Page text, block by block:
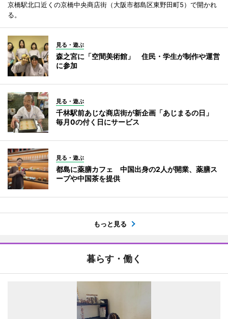
京橋駅北口近くの京橋中央商店街（大阪市都島区東野田町5）で開かれ
る。
見る・遊ぶ
森之宮に「空間美術館」 住民・学生が制作や運営
に参加
見る・遊ぶ
千林駅前あじな商店街が新企画「あじまるの日」
毎月0の付く日にサービス
見る・遊ぶ
都島に薬膳カフェ 中国出身の2人が開業、薬膳ス
ープや中国茶を提供
もっと見る
暮らす・働く